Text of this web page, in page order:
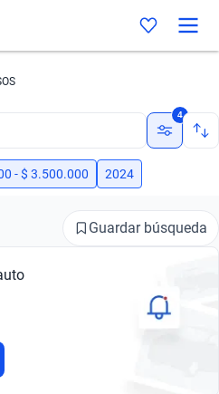
4
- $ 3.500.000 2024
Guardar búsqueda